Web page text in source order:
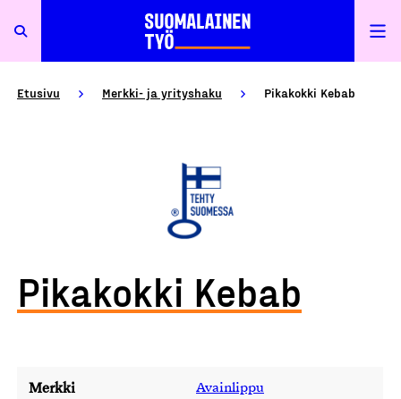
Etusivu Merkki- ja yrityshaku Pikakokki Kebab
Pikakokki Kebab
Merkki Avainlippu